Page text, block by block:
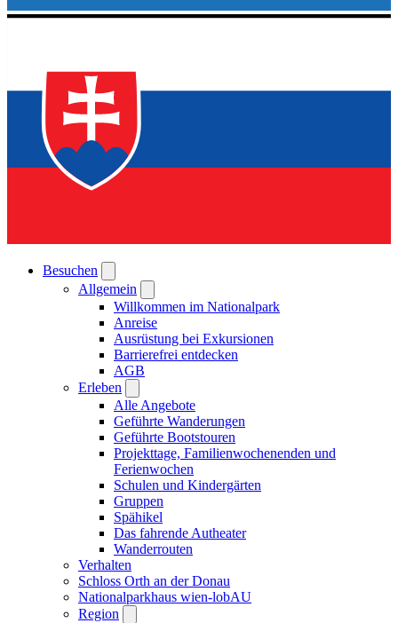
Besuchen
Allgemein
Willkommen im Nationalpark
Anreise
Ausrüstung bei Exkursionen
Barrierefrei entdecken
AGB
Erleben
Alle Angebote
Geführte Wanderungen
Geführte Bootstouren
Projekttage, Familienwochenenden und
Ferienwochen
Schulen und Kindergärten
Gruppen
Spähikel
Das fahrende Autheater
Wanderrouten
Verhalten
Schloss Orth an der Donau
Nationalparkhaus wien-lobAU
Region